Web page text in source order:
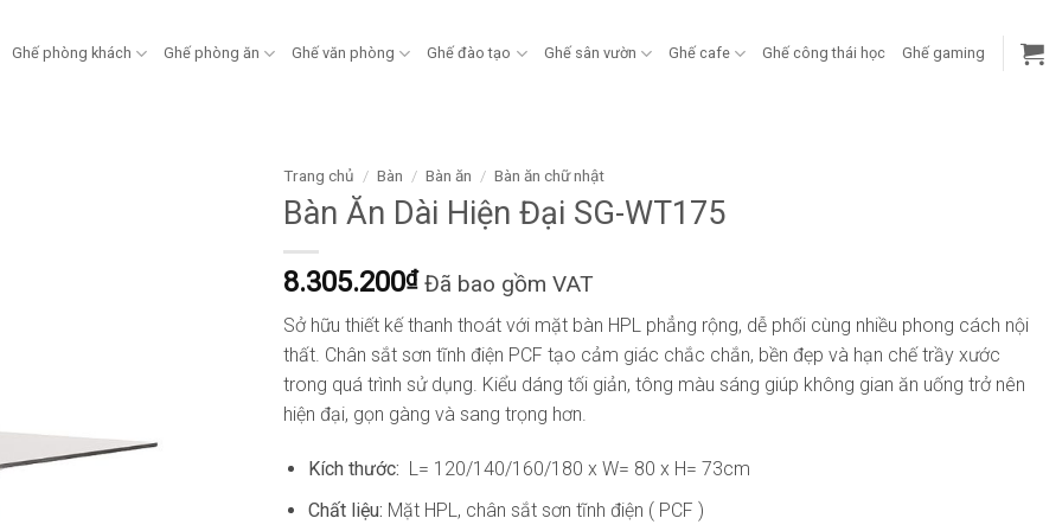
Ghế phòng khách Ghế phòng ăn Ghế văn phòng Ghế đào tạo Ghế sân vườn Ghế cafe Ghế công thái học Ghế gaming
Trang chủ / Bàn / Bàn ăn / Bàn ăn chữ nhật
Bàn Ăn Dài Hiện Đại SG-WT175
8.305.200₫ Đã bao gồm VAT
Sở hữu thiết kế thanh thoát với mặt bàn HPL phẳng rộng, dễ phối cùng nhiều phong cách nội
thất. Chân sắt sơn tĩnh điện PCF tạo cảm giác chắc chắn, bền đẹp và hạn chế trầy xước
trong quá trình sử dụng. Kiểu dáng tối giản, tông màu sáng giúp không gian ăn uống trở nên
hiện đại, gọn gàng và sang trọng hơn.
Kích thước: L= 120/140/160/180 x W= 80 x H= 73cm
Chất liệu: Mặt HPL, chân sắt sơn tĩnh điện ( PCF )